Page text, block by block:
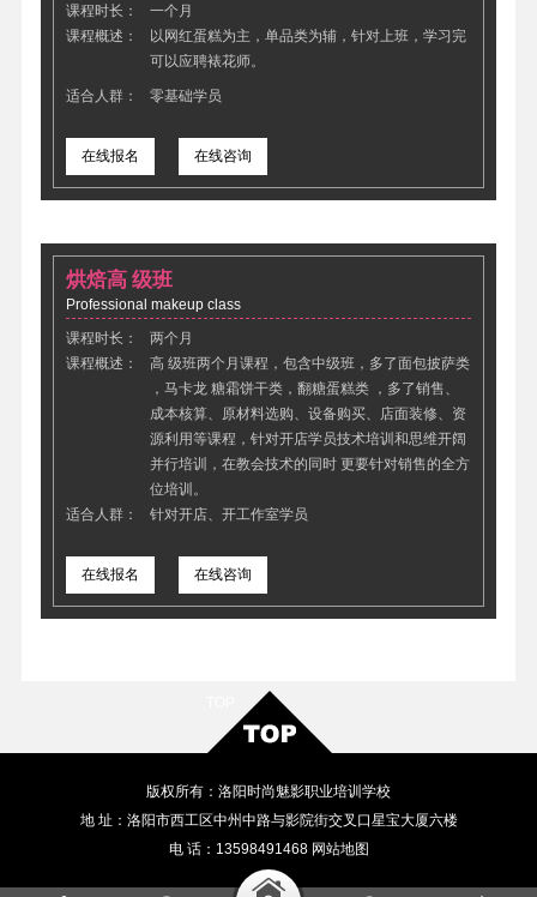
课程时长：
一个月
课程概述：
以网红蛋糕为主，单品类为辅，针对上班，学习完
可以应聘裱花师。
适合人群： 零基础学员
在线报名 在线咨询
烘焙高 级班
Professional makeup class
课程时长：
两个月
课程概述：
高 级班两个月课程，包含中级班，多了面包披萨类
，马卡龙 糖霜饼干类，翻糖蛋糕类 ，多了销售、
成本核算、原材料选购、设备购买、店面装修、资
源利用等课程，针对开店学员技术培训和思维开阔
并行培训，在教会技术的同时 更要针对销售的全方
位培训。
适合人群：
针对开店、开工作室学员
在线报名 在线咨询
版权所有：洛阳时尚魅影职业培训学校
地 址：洛阳市西工区中州中路与影院街交叉口星宝大厦六楼
电 话：13598491468 网站地图